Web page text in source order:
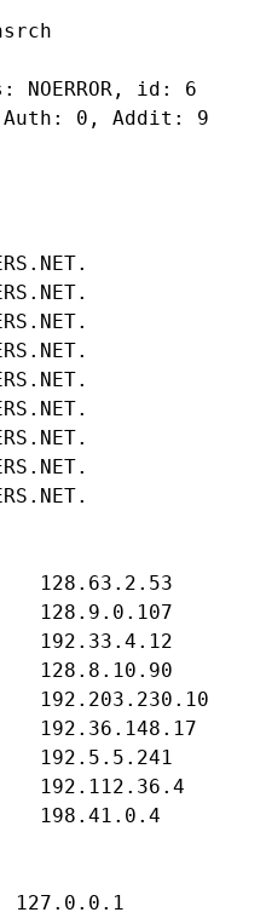
NOERROR, id: 6
0, Addit: 9
128.63.2.53
128.9.0.107
192.33.4.12
128.8.10.90
192.203.230.10
192.36.148.17
192.5.5.241
192.112.36.4
198.41.0.4
127.0.0.1